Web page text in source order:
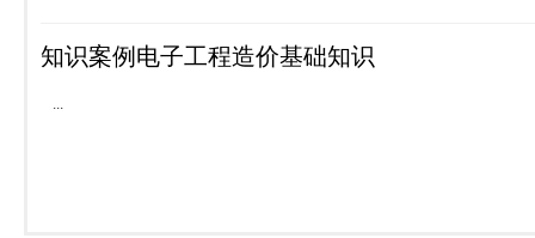
知识案例电子工程造价基础知识
...